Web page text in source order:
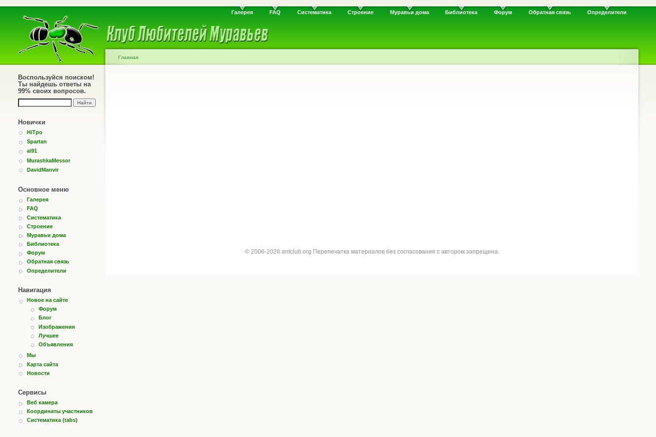
Галерея FAQ Систематика Строение Муравьи дома Библиотека Форум Обратная связь Определители
Воспользуйся поиском!
Ты найдешь ответы на
99% своих вопросов.
Новички
HiTpo
Spartan
ai91
MurashkaMessor
DavidManvir
Основное меню
Галерея
FAQ
Систематика
Строение
Муравьи дома
Библиотека
Форум
Обратная связь
Определители
Навигация
Новое на сайте
Форум
Блог
Изображения
Лучшее
Объявления
Мы
Карта сайта
Новости
Сервисы
Веб камера
Координаты участников
Систематика (tabs)
Главная
© 2006-2026 antclub.org Перепечатка материалов без согласования с автором запрещена.